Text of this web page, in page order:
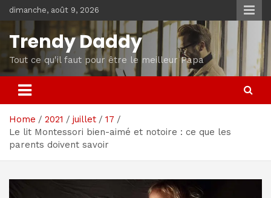
Skip
to
content
dimanche, août 9, 2026
Trendy Daddy
Tout ce qu'il faut pour être le meilleur Papa
Home 2021 juillet
17
Le lit Montessori bien-aimé et notoire : ce que les
parents doivent savoir